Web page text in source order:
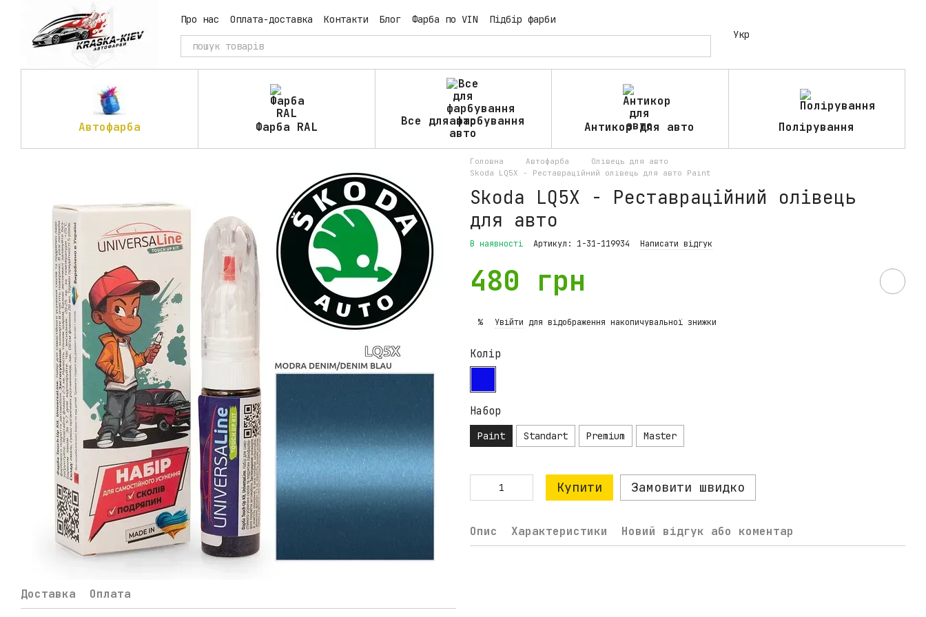
Перейти до основного контенту
Про нас Оплата-доставка Контакти Блог Фарба по VIN
Підбір фарби
Укр
Автофарба Фарба RAL
Все для фарбування
авто
Антикор для авто Полірування
Доставка Оплата
Головна Автофарба
Олівець для авто
Skoda LQ5X - Реставраційний олівець для авто Paint
Skoda LQ5X - Реставраційний олівець
для авто
В наявності Артикул: 1-31-119934 Написати відгук
480 грн
% Увійти для відображення накопичувальної знижки
Колір
Набор
Paint Standart Premium Master
Купити Замовити швидко
Опис Характеристики Новий відгук або коментар